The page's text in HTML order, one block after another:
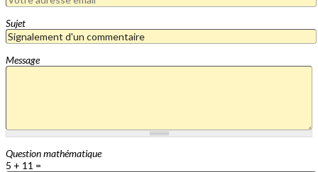
Sujet
Message
Question mathématique
5 + 11 =